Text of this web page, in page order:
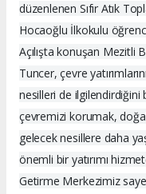
düzenlenen Sıfır Atık
Hocaoğlu İlkokulu
Açılışta konuşan Mezitli
Tuncer, çevre
nesilleri de ilgilendirdiğini
çevremizi korumak,
gelecek nesillere daha
önemli bir yatırımı
Getirme Merkezimiz